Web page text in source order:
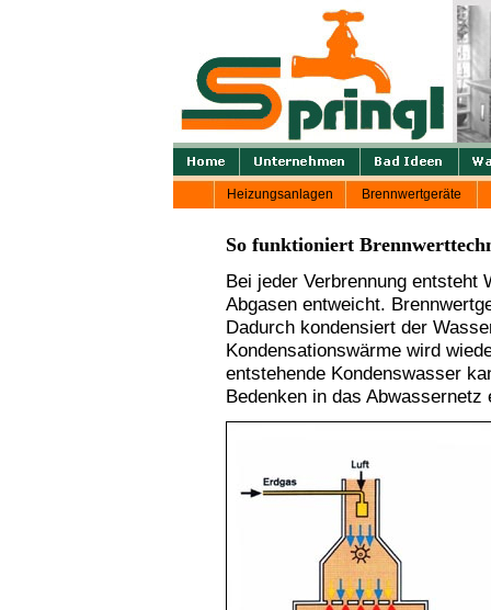
Heizungsanlagen Brennwertgeräte
So funktioniert
Bei jeder Verbrennung entsteht
Abgasen entweicht.
Dadurch kondensiert der
Kondensationswärme wird
entstehende Kondenswasser
Bedenken in das Abwassernetz